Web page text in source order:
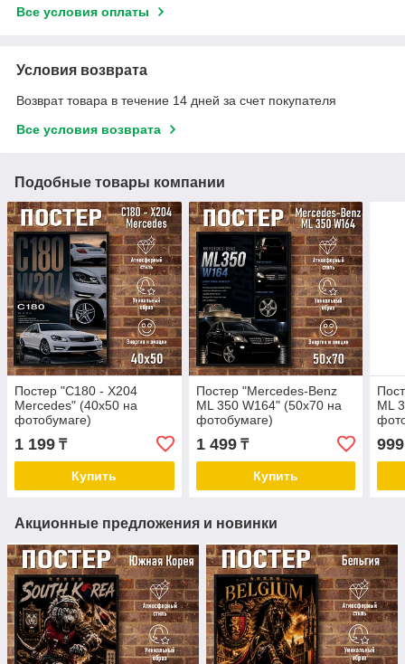
Все условия оплаты
Условия возврата
Возврат товара в течение 14 дней за счет покупателя
Все условия возврата
Подобные товары компании
Постер "C180 - X204
Mercedes" (40х50 на
фотобумаге)
1 199 ₸
Купить
Постер "Mercedes-Benz
ML 350 W164" (50х70 на
фотобумаге)
1 499₸
Купить
ML
999
Акционные предложения и новинки